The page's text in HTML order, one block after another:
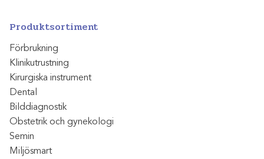
Produktsortiment
Förbrukning
Klinikutrustning
Kirurgiska instrument
Dental
Bilddiagnostik
Obstetrik och gynekologi
Semin
Miljösmart